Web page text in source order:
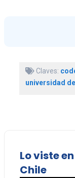
Claves:
universidad
Lo viste
Chile